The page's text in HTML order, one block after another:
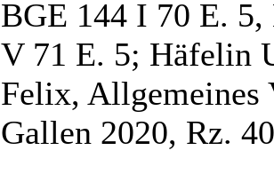
BGE 144 I 70 E.
V 71 E. 5; Häfelin
Felix, Allgemeines
Gallen 2020, Rz.